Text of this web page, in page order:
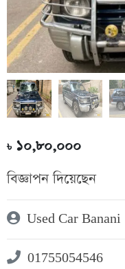
৳১০,৮০,০০০
বিজ্ঞাপন দিয়েছেন
Used Car Banani
01755054546